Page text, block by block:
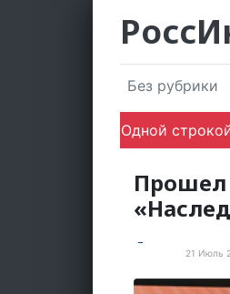
Без рубрики
Одной
Сочи продолжает
Прошел
21 Июль